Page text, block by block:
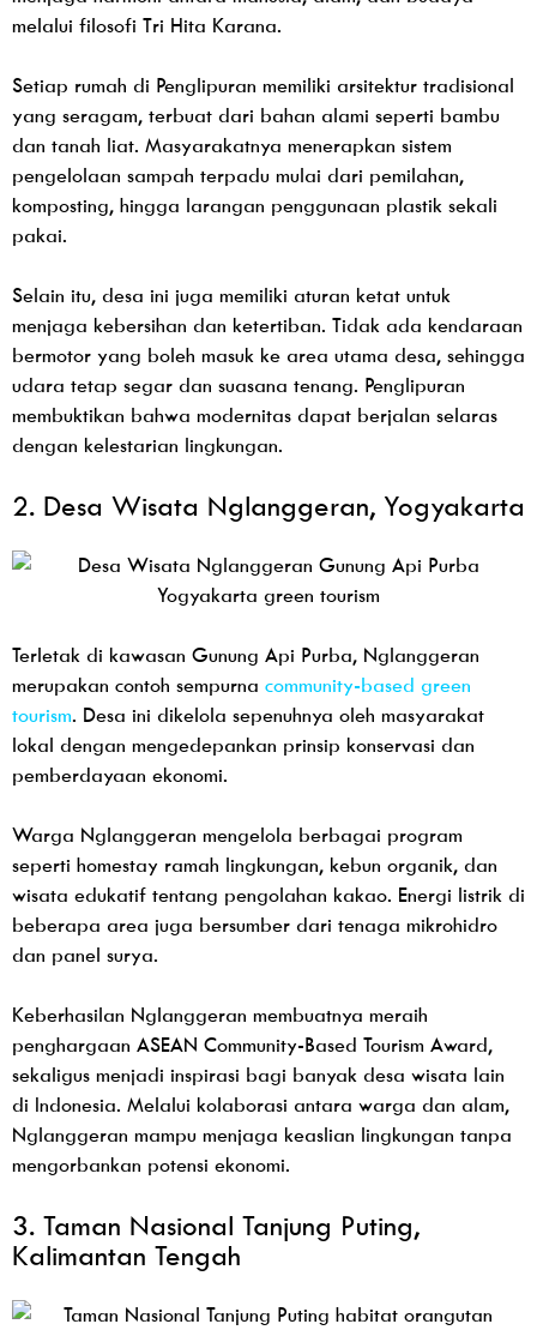
melalui filosofi Tri Hita Karana.
Setiap rumah di Penglipuran memiliki arsitektur tradisional
yang seragam, terbuat dari bahan alami seperti bambu
dan tanah liat. Masyarakatnya menerapkan sistem
pengelolaan sampah terpadu mulai dari pemilahan,
komposting, hingga larangan penggunaan plastik sekali
pakai.
Selain itu, desa ini juga memiliki aturan ketat untuk
menjaga kebersihan dan ketertiban. Tidak ada kendaraan
bermotor yang boleh masuk ke area utama desa, sehingga
udara tetap segar dan suasana tenang. Penglipuran
membuktikan bahwa modernitas dapat berjalan selaras
dengan kelestarian lingkungan.
2. Desa Wisata Nglanggeran, Yogyakarta
Terletak di kawasan Gunung Api Purba, Nglanggeran
merupakan contoh sempurna community-based green
tourism. Desa ini dikelola sepenuhnya oleh masyarakat
lokal dengan mengedepankan prinsip konservasi dan
pemberdayaan ekonomi.
Warga Nglanggeran mengelola berbagai program
seperti homestay ramah lingkungan, kebun organik, dan
wisata edukatif tentang pengolahan kakao. Energi listrik di
beberapa area juga bersumber dari tenaga mikrohidro
dan panel surya.
Keberhasilan Nglanggeran membuatnya meraih
penghargaan ASEAN Community-Based Tourism Award,
sekaligus menjadi inspirasi bagi banyak desa wisata lain
di Indonesia. Melalui kolaborasi antara warga dan alam,
Nglanggeran mampu menjaga keaslian lingkungan tanpa
mengorbankan potensi ekonomi.
3. Taman Nasional Tanjung Puting,
Kalimantan Tengah